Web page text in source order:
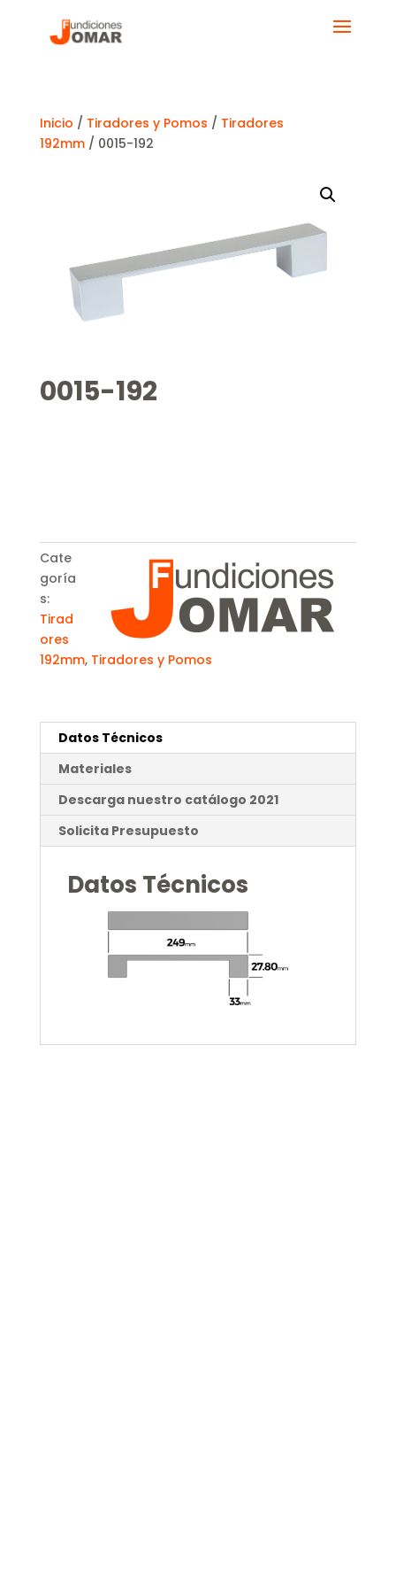
Inicio / Tiradores y Pomos / Tiradores
192mm/ 0015-192
0015-192
Cate
goría
s:
Tirad
ores
192mm, Tiradores y Pomos
Datos Técnicos
Materiales
Descarga nuestro catálogo 2021
Solicita Presupuesto
Datos Técnicos